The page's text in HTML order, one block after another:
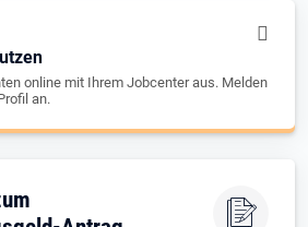
online mit Ihrem Jobcenter aus. Melden
an.